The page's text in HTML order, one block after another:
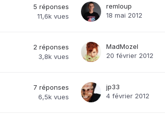
5 réponses
11,6k vues
remloup
18 mai 2012
2 réponses
3,8k vues
MadMozel
20 février 2012
7 réponses
6,5k vues
jp33
4 février 2012